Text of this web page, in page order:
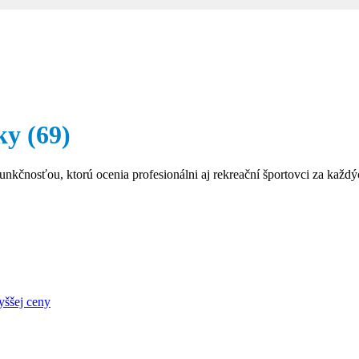
(69)
ktorú ocenia profesionálni aj rekreační športovci za
ceny